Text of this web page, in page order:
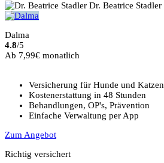
Dr. Beatrice Stadler
Dalma
4.8/5
Ab 7,99€ monatlich
Versicherung für Hunde und Katzen
Kostenerstattung in 48 Stunden
Behandlungen, OP's, Prävention
Einfache Verwaltung per App
Zum Angebot
Richtig versichert